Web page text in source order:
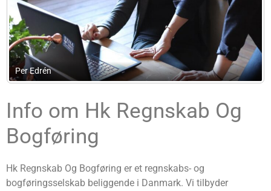
Haumann & Fastrup
Info om Hk Regnskab Og
Bogføring
Hk Regnskab Og Bogføring er et regnskabs- og
bogføringsselskab beliggende i Danmark. Vi tilbyder